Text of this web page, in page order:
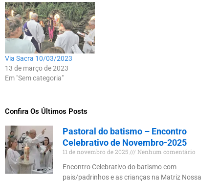
tudo o que Jesus…
Via Sacra 10/03/2023
13 de março de 2023
Em "Sem categoria"
Confira Os Últimos Posts
Pastoral do batismo – Encontro
Celebrativo de Novembro-2025
11 de novembro de 2025
Nenhum comentário
Encontro Celebrativo do batismo com
pais/padrinhos e as crianças na Matriz Nossa